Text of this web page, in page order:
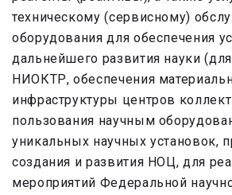
техническому (сервисному)
оборудования для обеспечения
дальнейшего развития науки
НИОКТР, обеспечения
инфраструктуры центров
пользования научным
уникальных научных установок,
создания и развития НОЦ, для
мероприятий Федеральной